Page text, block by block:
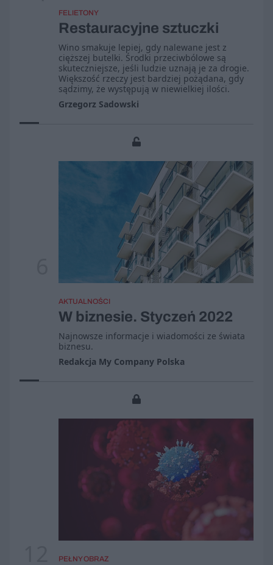
FELIETONY
Restauracyjne sztuczki
Wino smakuje lepiej, gdy nalewane jest z
cięższej butelki. Środki przeciwbólowe są
skuteczniejsze, jeśli ludzie uznają je za drogie.
Większość rzeczy jest bardziej pożądana, gdy
sądzimy, że występują w niewielkiej ilości.
Grzegorz Sadowski
AKTUALNOŚCI
W biznesie. Styczeń 2022
Najnowsze informacje i wiadomości ze świata
biznesu.
Redakcja My Company Polska
PEŁNY OBRAZ